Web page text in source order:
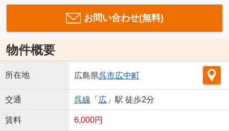
お問い合わせ(無料)
物件概要
所在地 広島県呉市広中町
交通 呉線 「 広」駅 徒歩2分
賃料 6,000円